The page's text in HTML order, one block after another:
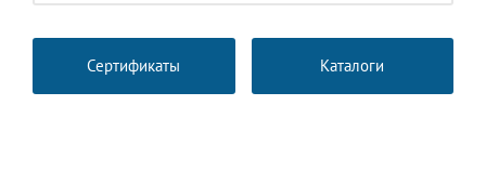
Сертификаты Каталоги